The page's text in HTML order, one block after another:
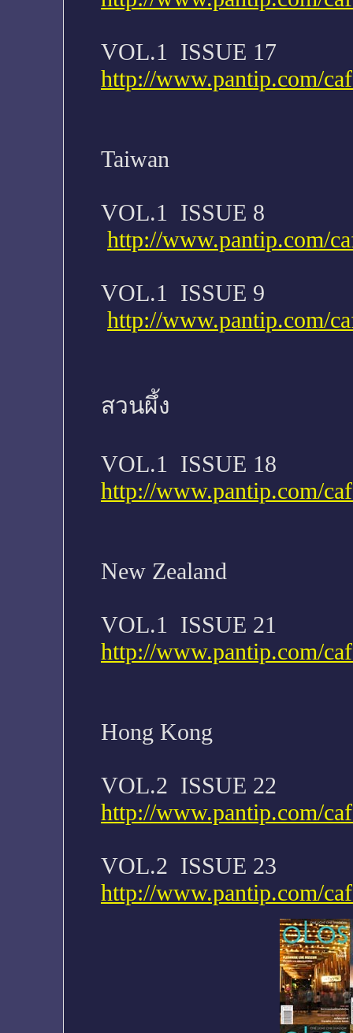
VOL.1 ISSUE 17
http://www.pantip.com/
Taiwan
VOL.1 ISSUE 8
http://www.pantip.com/
VOL.1 ISSUE 9
http://www.pantip.com/
สวนผึ้ง
VOL.1 ISSUE 18
http://www.pantip.com/
New Zealand
VOL.1 ISSUE 21
http://www.pantip.com/
Hong Kong
VOL.2 ISSUE 22
http://www.pantip.com/
VOL.2 ISSUE 23
http://www.pantip.com/